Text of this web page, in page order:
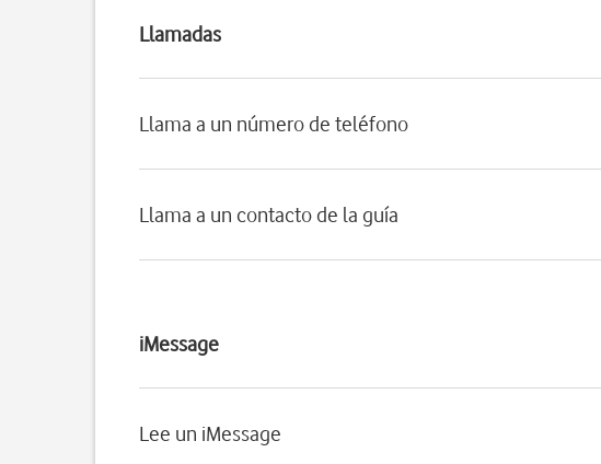
Llamadas
Llama a un número de teléfono
Llama a un contacto de la guía
iMessage
Lee un iMessage